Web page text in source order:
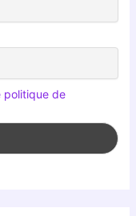
politique de